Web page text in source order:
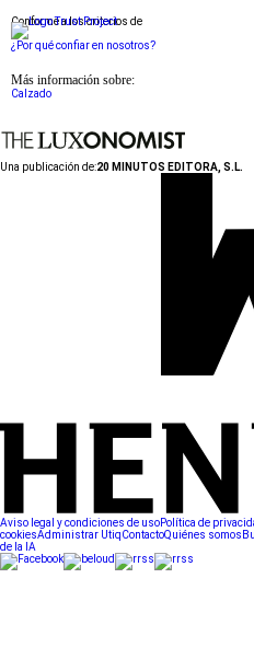
Conforme a los criterios de
¿Por qué confiar en nosotros?
Más información sobre:
Calzado
Una publicación de:20 MINUTOS EDITORA, S.L.
Aviso legal y condiciones de usoPolítica de
cookiesAdministrar UtiqContactoQuiénes somos
de la IA